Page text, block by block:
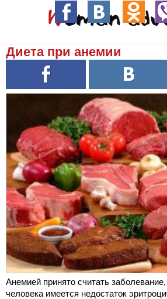
Диета при анемии
Анемией принято считать
человека имеется недостаток